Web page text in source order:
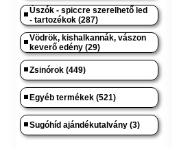
Úszók - spiccre szerelhető led
- tartozékok (287)
Vödrök, kishalkannák, vászon
keverő edény (29)
Zsinórok (449)
Egyéb termékek (521)
Sugóhíd ajándékutalvány (3)